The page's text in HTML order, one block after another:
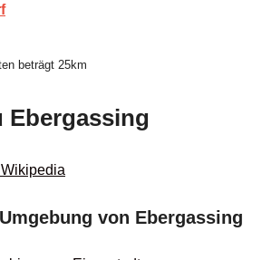
beträgt 25km
Ebergassing
von Ebergassing